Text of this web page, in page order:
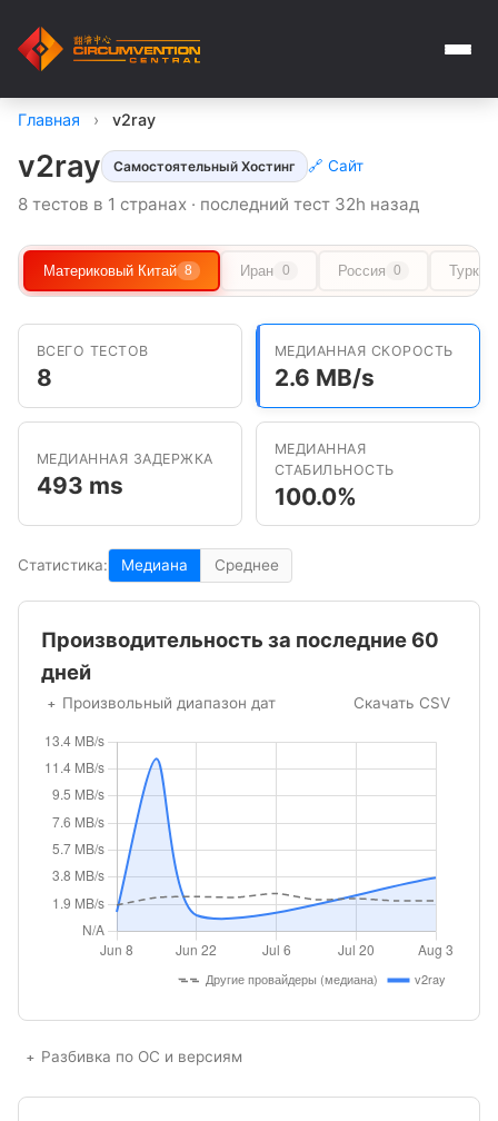
Главная › v2ray
v2ray Самостоятельный Хостинг 🔗 Сайт
8 тестов в 1 странах · последний тест 32h назад
Материковый Китай 8 Иран 0 Россия 0
ВСЕГО ТЕСТОВ
8
МЕДИАННАЯ СКОРОСТЬ
2.6 MB/s
МЕДИАННАЯ ЗАДЕРЖКА
493 ms
МЕДИАННАЯ
СТАБИЛЬНОСТЬ
100.0%
Статистика: Медиана Среднее
Производительность за последние 60
дней
Произвольный диапазон дат Скачать CSV
Разбивка по ОС и версиям